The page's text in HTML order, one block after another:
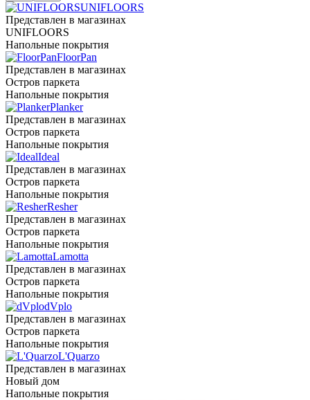
UNIFLOORS
Представлен в магазинах
UNIFLOORS
Напольные покрытия
FloorPan
Представлен в магазинах
Остров паркета
Напольные покрытия
Planker
Представлен в магазинах
Остров паркета
Напольные покрытия
Ideal
Представлен в магазинах
Остров паркета
Напольные покрытия
Resher
Представлен в магазинах
Остров паркета
Напольные покрытия
Lamotta
Представлен в магазинах
Остров паркета
Напольные покрытия
dVplo
Представлен в магазинах
Остров паркета
Напольные покрытия
L'Quarzo
Представлен в магазинах
Новый дом
Напольные покрытия